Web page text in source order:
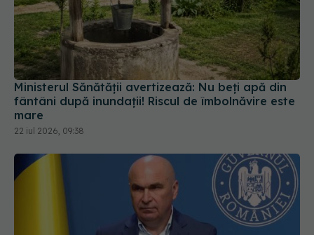
Ministerul Sănătății avertizează: Nu beți apă din
fântâni după inundații! Riscul de îmbolnăvire este
mare
22 iul 2026, 09:38